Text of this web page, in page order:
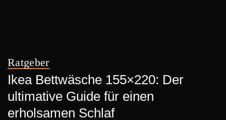
Ratgeber
Ikea Bettwäsche 155×220: Der
ultimative Guide für einen
erholsamen Schlaf